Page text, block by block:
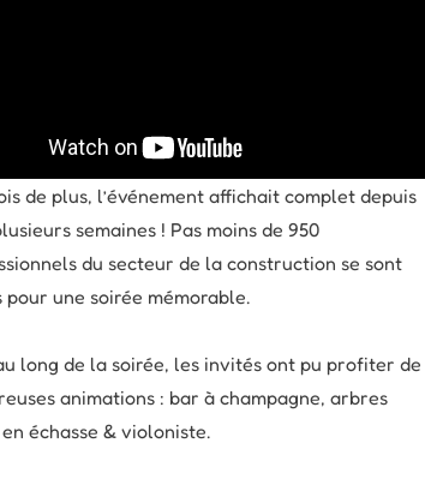
de plus, l’événement affichait complet depuis
semaines ! Pas moins de 950
du secteur de la construction se sont
pour une soirée mémorable.
long de la soirée, les invités ont pu profiter de
animations : bar à champagne, arbres
échasse & violoniste.